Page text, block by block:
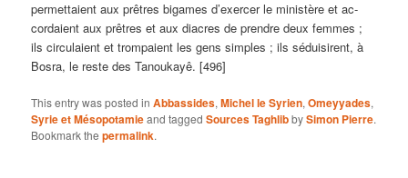
permettaient aux prêtres bigames d’exercer le ministère et ac-
cordaient aux prêtres et aux diacres de prendre deux femmes ;
ils circulaient et trompaient les gens simples ; ils séduisirent, à
Bosra, le reste des Tanoukayê. [496]
This entry was posted inAbbassides,Michel le Syrien,Omeyyades,
Syrie et Mésopotamieand taggedSources TaghlibbySimon Pierre.
Bookmark thepermalink.